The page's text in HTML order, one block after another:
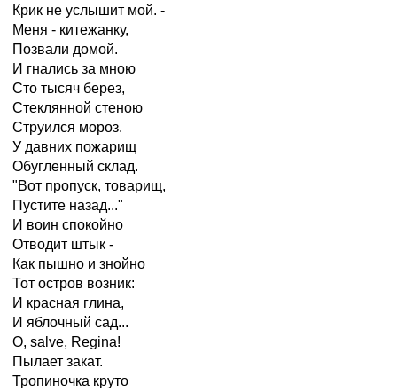
Крик не услышит мой. -
Меня - китежанку,
Позвали домой.
И гнались за мною
Сто тысяч берез,
Стеклянной стеною
Струился мороз.
У давних пожарищ
Обугленный склад.
"Вот пропуск, товарищ,
Пустите назад..."
И воин спокойно
Отводит штык -
Как пышно и знойно
Тот остров возник:
И красная глина,
И яблочный сад...
О, salve, Regina!
Пылает закат.
Тропиночка круто